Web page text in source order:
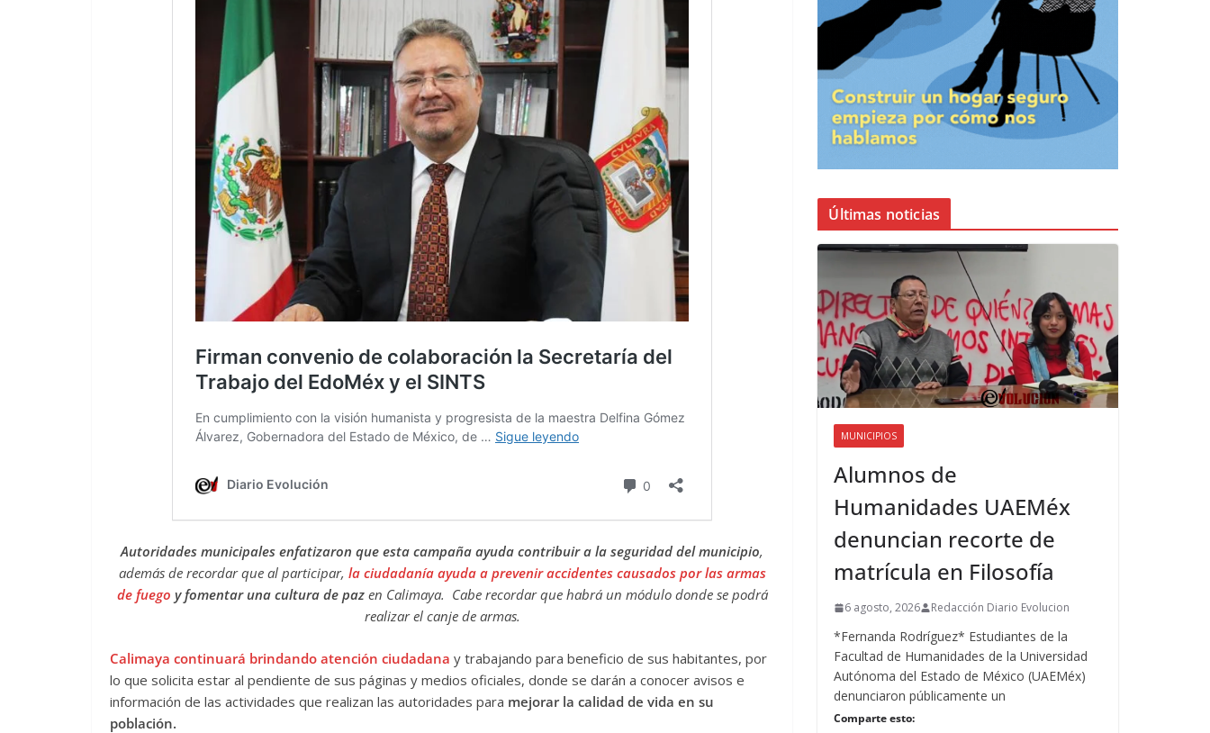
Autoridades municipales enfatizaron que esta campaña ayuda contribuir a la seguridad del municipio,
además de recordar que al participar, la ciudadanía ayuda a prevenir accidentes causados por las armas
de fuego y fomentar una cultura de pazen Calimaya. Cabe recordar que habrá un módulo donde se podrá
realizar el canje de armas.
Calimaya continuará brindando atención ciudadana y trabajando para beneficio de sus habitantes, por
lo que solicita estar al pendiente de sus páginas y medios oficiales, donde se darán a conocer avisos e
información de las actividades que realizan las autoridades para mejorar la calidad de vida en su
población.
Últimas noticias
MUNICIPIOS
Alumnos de
Humanidades UAEMéx
denuncian recorte de
matrícula en Filosofía
6 agosto, 2026 Redacción Diario Evolucion
*Fernanda Rodríguez* Estudiantes de la
Facultad de Humanidades de la Universidad
Autónoma del Estado de México (UAEMéx)
denunciaron públicamente un
Comparte esto: